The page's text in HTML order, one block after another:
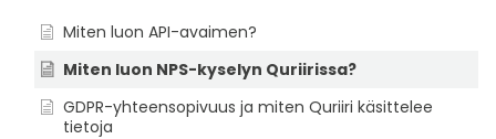
Miten luon API-avaimen?
Miten luon NPS-kyselyn Quriirissa?
GDPR-yhteensopivuus ja miten Quriiri käsittelee
tietoja